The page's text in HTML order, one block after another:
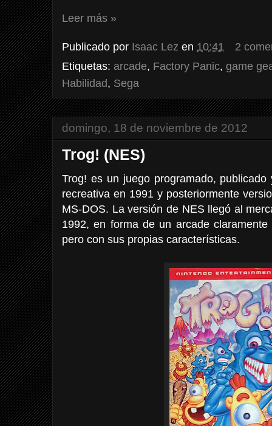
Leer más »
Publicado por Isaac Lez en 10:41
2
Etiquetas: arcade, Factory Panic, game
Habilidad, Sega
domingo, 18 de noviembre de 2012
Trog! (NES)
Trog! es un juego programado,
recreativa en 1991 y posteriormente
MS-DOS. La versión de NES llegó al
1992, en forma de un arcade
pero con sus propias características.